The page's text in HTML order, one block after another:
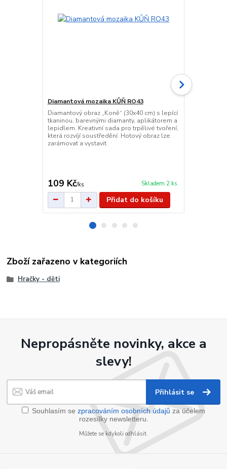
Diamantová mozaika KŮŇ RO43
Diamantový obraz „Koně“ (30x40 cm) s lepící
tkaninou, barevnými diamanty, aplikátorem a
lepidlem. Kreativní sada pro trpělivé tvoření,
která rozvíjí soustředění. Hotový obraz lze
zarámovat a vystavit.
109 Kč/ks Skladem 2 ks
Přidat do košíku
Zboží zařazeno v kategoriích
Hračky - děti
Nepropásněte novinky, akce a
slevy!
Přihlásit se
Souhlasím se zpracováním osobních údajů za účelem
rozesílky newsletteru.
Můžete se kdykoli odhlásit.